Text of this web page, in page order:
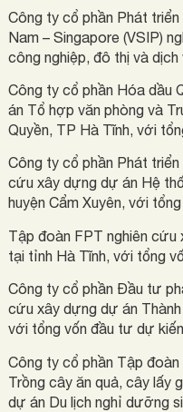
Công ty cổ phần Phát
Nam – Singapore (VSIP)
công nghiệp, đô thị và
Công ty cổ phần Hóa dầu
án Tổ hợp văn phòng và
Quyền, TP Hà Tĩnh, với
Công ty cổ phần Phát
cứu xây dựng dự án Hệ
huyện Cẩm Xuyên, với
Tập đoàn FPT nghiên
tại tỉnh Hà Tĩnh, với tổng
Công ty cổ phần Đầu tư
cứu xây dựng dự án
với tổng vốn đầu tư dự
Công ty cổ phần Tập
Trồng cây ăn quả, cây lấy
dự án Du lịch nghỉ dưỡng